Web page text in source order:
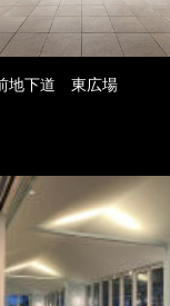
地下道 東広場